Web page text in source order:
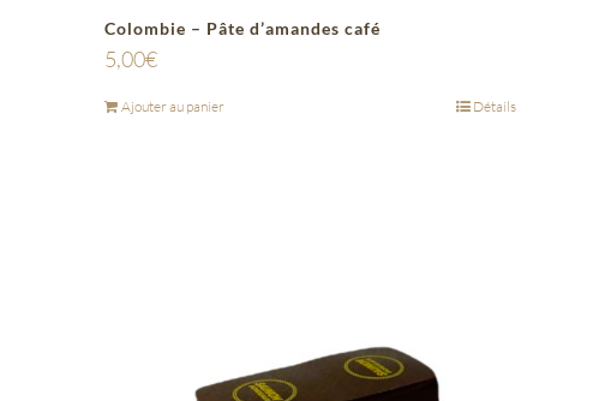
Colombie – Pâte d’amandes café
5,00€
Ajouter au panier Détails